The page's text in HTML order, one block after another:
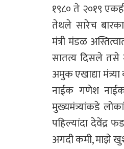
१९८० ते २०१९
तेथले सारेच
मंत्रीमंडळ
सातत्य दिसले तसे
अमुक एखाद्या मंत्र्या
नाईक गणेश
मुख्यमंत्र्यांकडे
पहिल्यांदा देवेंद्र
अगदी कमी, माझे